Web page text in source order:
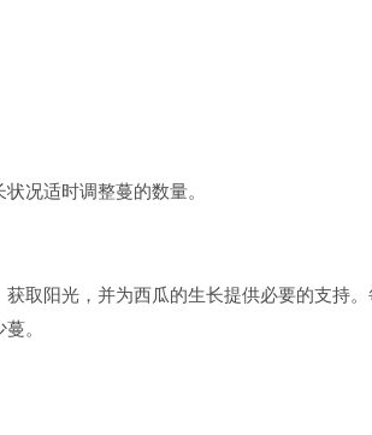
况适时调整蔓的数量。
取阳光，并为西瓜的生长提供必要的支持
。